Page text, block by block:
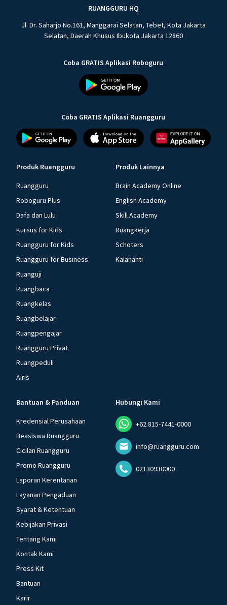
RUANGGURU HQ
Jl. Dr. Saharjo No.161, Manggarai Selatan, Tebet, Kota Jakarta
Selatan, Daerah Khusus Ibukota Jakarta 12860
Coba GRATIS Aplikasi Roboguru
Coba GRATIS Aplikasi Ruangguru
Produk Ruangguru
Ruangguru
Roboguru Plus
Dafa dan Lulu
Kursus for Kids
Ruangguru for Kids
Ruangguru for Business
Ruanguji
Ruangbaca
Ruangkelas
Ruangbelajar
Ruangpengajar
Ruangguru Privat
Ruangpeduli
Airis
Produk Lainnya
Brain Academy Online
English Academy
Skill Academy
Ruangkerja
Schoters
Kalananti
Bantuan & Panduan
Kredensial Perusahaan
Beasiswa Ruangguru
Cicilan Ruangguru
Promo Ruangguru
Laporan Kerentanan
Layanan Pengaduan
Syarat & Ketentuan
Kebijakan Privasi
Tentang Kami
Kontak Kami
Press Kit
Bantuan
Karir
Hubungi Kami
+62 815-7441-0000
info@ruangguru.com
02130930000